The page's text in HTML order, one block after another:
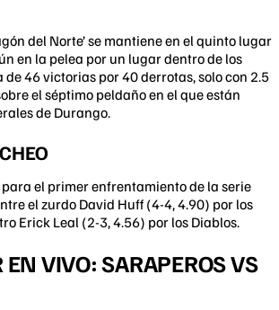
del Norte’ se mantiene en el quinto lugar
en la pelea por un lugar dentro de los
de 46 victorias por 40 derrotas, solo con 2.5
el séptimo peldaño en el que están
de Durango.
el primer enfrentamiento de la serie
el zurdo David Huff (4-4, 4.90) por los
Erick Leal (2-3, 4.56) por los Diablos.
EN VIVO: SARAPEROS VS